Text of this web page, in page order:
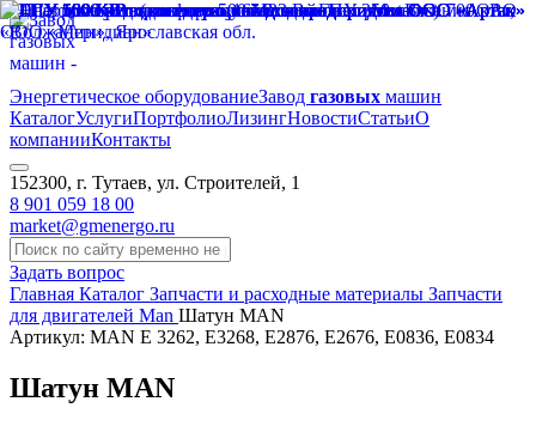
Энергетическое оборудованиеЗавод газовых машин
КаталогУслугиПортфолиоЛизингНовостиСтатьиО
компанииКонтакты
152300, г. Тутаев, ул. Строителей, 1
8 901 059 18 00
market@gmenergo.ru
Задать вопрос
Главная Каталог Запчасти и расходные материалы Запчасти
для двигателей Man Шатун MAN
Артикул: MAN E 3262, E3268, E2876, E2676, E0836, E0834
Шатун MAN